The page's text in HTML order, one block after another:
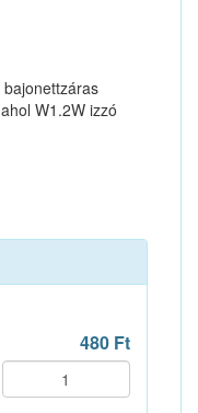
W1.2W izzó
480 Ft